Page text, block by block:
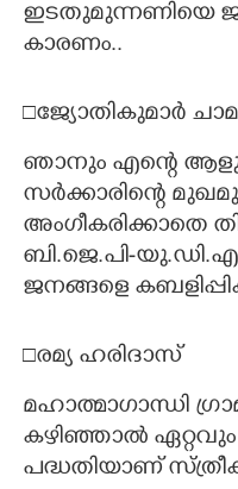
ഇടതുമുന്നണിയെ
കാരണം..
□ജ്യോതികുമാർ
ഞാനും എന്റെ
സർക്കാരിന്റെ
അംഗീകരിക്കാതെ
ബി.ജെ.പി-
ജനങ്ങളെ
□രമ്യ ഹരിദാസ്
മഹാത്മാഗാന്ധി
കഴിഞ്ഞാൽ ഏറ്റവും
പദ്ധതിയാണ്